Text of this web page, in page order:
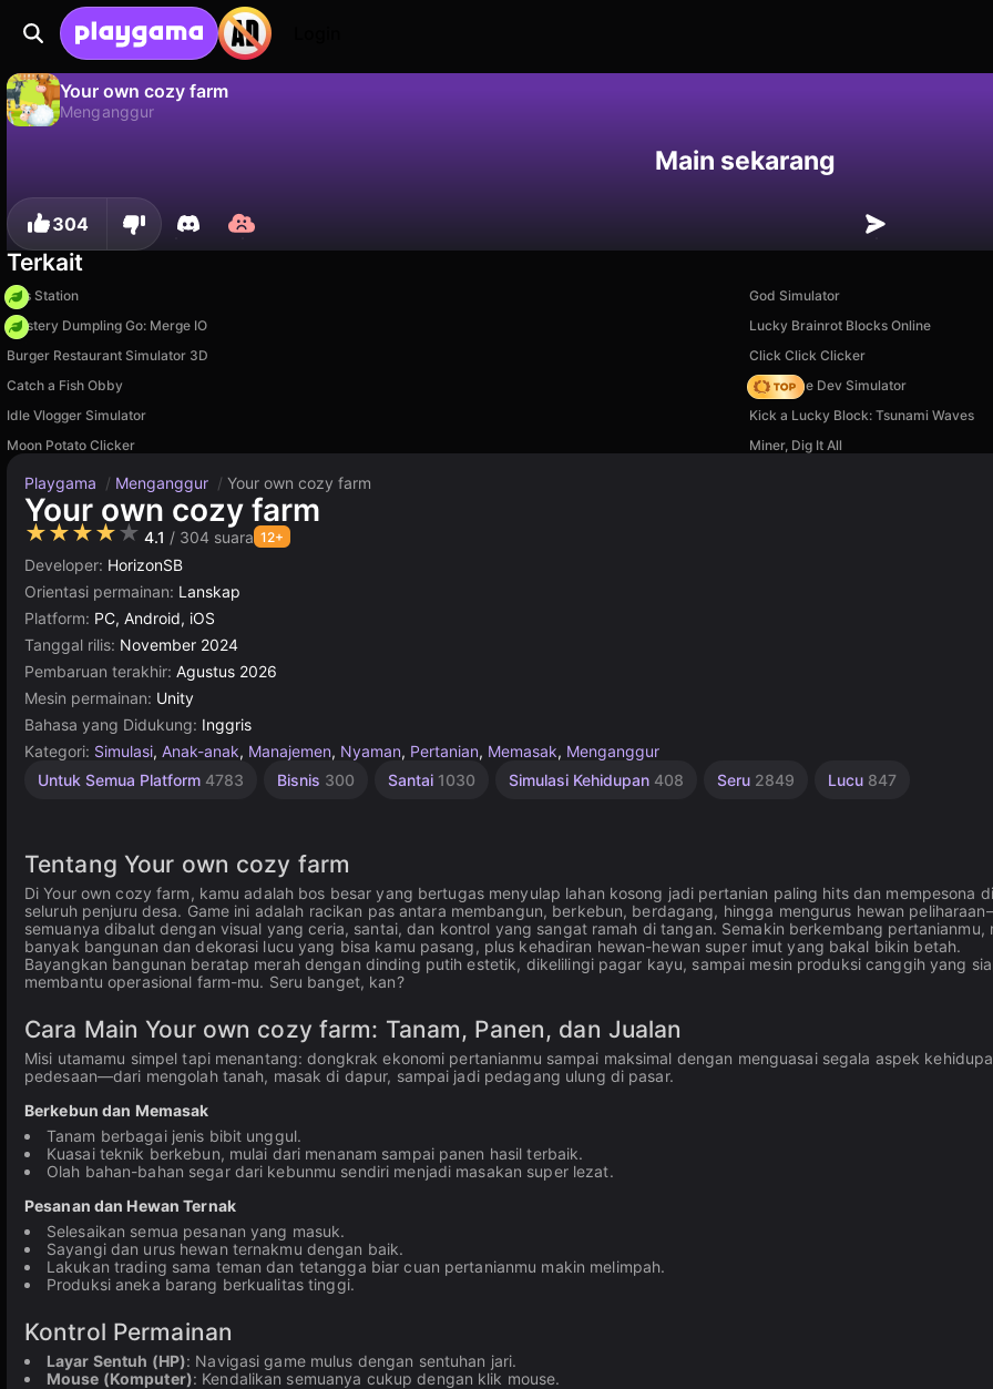
Your own cozy farm
Menganggur
Main sekarang
304
Terkait
Gas Station
God Simulator
Mystery Dumpling Go: Merge IO
Lucky Brainrot Blocks Online
Burger Restaurant Simulator 3D
Click Click Clicker
Catch a Fish Obby
Idle Game Dev Simulator
Idle Vlogger Simulator
Kick a Lucky Block: Tsunami Waves
Moon Potato Clicker
Miner, Dig It All
Playgama / Menganggur / Your own cozy farm
Your own cozy farm
★★★★★ 4.1 / 304 suara 12+
Developer: HorizonSB
Orientasi permainan: Lanskap
Platform: PC, Android, iOS
Tanggal rilis: November 2024
Pembaruan terakhir: Agustus 2026
Mesin permainan: Unity
Bahasa yang Didukung: Inggris
Kategori: Simulasi, Anak-anak, Manajemen, Nyaman, Pertanian, Memasak, Menganggur
Untuk Semua Platform 4783 Bisnis 300 Santai 1030 Simulasi Kehidupan 408 Seru 2849 Lucu 847
Desktop
Bangunan
Manajemen
Rekomendasi
Online
Unity
Tentang Your own cozy farm
Di Your own cozy farm, kamu adalah bos besar yang bertugas menyulap lahan kosong jadi pertanian paling hits dan mempesona di
seluruh penjuru desa. Game ini adalah racikan pas antara membangun, berkebun, berdagang, hingga mengurus hewan
semuanya dibalut dengan visual yang ceria, santai, dan kontrol yang sangat ramah di tangan. Semakin berkembang pertanianmu,
banyak bangunan dan dekorasi lucu yang bisa kamu pasang, plus kehadiran hewan-hewan super imut yang bakal bikin betah.
Bayangkan bangunan beratap merah dengan dinding putih estetik, dikelilingi pagar kayu, sampai mesin produksi canggih yang
membantu operasional farm-mu. Seru banget, kan?
Cara Main Your own cozy farm: Tanam, Panen, dan Jualan
Misi utamamu simpel tapi menantang: dongkrak ekonomi pertanianmu sampai maksimal dengan menguasai segala aspek
pedesaan—dari mengolah tanah, masak di dapur, sampai jadi pedagang ulung di pasar.
Berkebun dan Memasak
Tanam berbagai jenis bibit unggul.
Kuasai teknik berkebun, mulai dari menanam sampai panen hasil terbaik.
Olah bahan-bahan segar dari kebunmu sendiri menjadi masakan super lezat.
Pesanan dan Hewan Ternak
Selesaikan semua pesanan yang masuk.
Sayangi dan urus hewan ternakmu dengan baik.
Lakukan trading sama teman dan tetangga biar cuan pertanianmu makin melimpah.
Produksi aneka barang berkualitas tinggi.
Kontrol Permainan
Layar Sentuh (HP): Navigasi game mulus dengan sentuhan jari.
Mouse (Komputer): Kendalikan semuanya cukup dengan klik mouse.